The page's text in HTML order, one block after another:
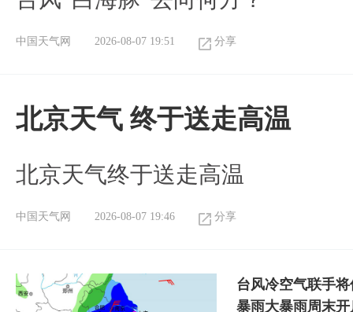
中国天气网 2026-08-07 19:51 分享
北京天气 终于送走高温
北京天气终于送走高温
中国天气网 2026-08-07 19:46 分享
台风冷空气联手
暴雨大暴雨周末开